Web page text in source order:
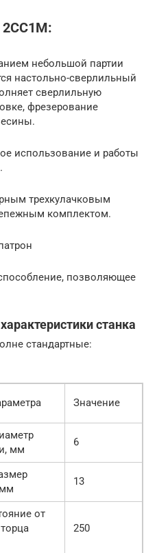
2СС1М:
небольшой партии
настольно-сверлильный
сверлильную
фрезерование
использование и работы
трехкулачковым
комплектом.
позволяющее
станка
стандартные:
Значение
мм
6
13
от
250